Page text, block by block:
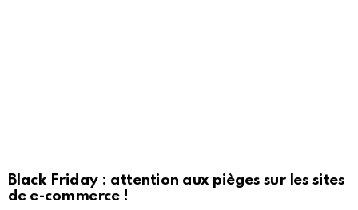
Black Friday : attention aux pièges sur les sites
de e-commerce !